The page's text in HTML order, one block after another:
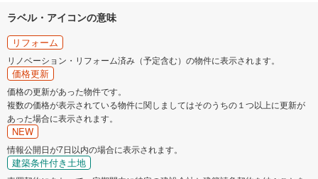
ラベル・アイコンの意味
リフォーム
リノベーション・リフォーム済み（予定含む）の物件に表示されます。
価格更新
価格の更新があった物件です。
複数の価格が表示されている物件に関しましてはそのうちの１つ以上に更新が
あった場合に表示されます。
NEW
情報公開日が7日以内の場合に表示されます。
建築条件付き土地